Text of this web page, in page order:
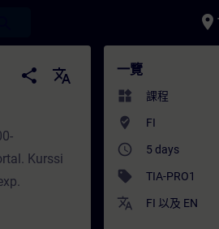
place
| SITRAIN
share
translate
Kurssi
一覽
widgets 課程
where_to_vote FI
access_time 5 days
sell TIA-PRO1
translate FI 以及 EN